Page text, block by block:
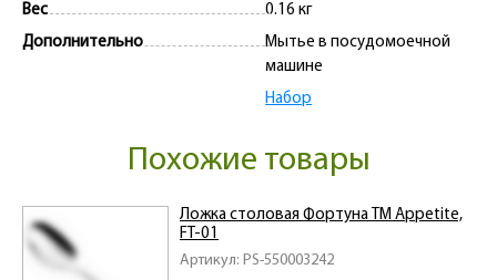
Вес
0.16 кг
Дополнительно
Мытье в посудомоечной
машине
Набор
Похожие товары
Артикул: PS-550003242
Ложка столовая Фортуна ТМ Appetite,
FT-01